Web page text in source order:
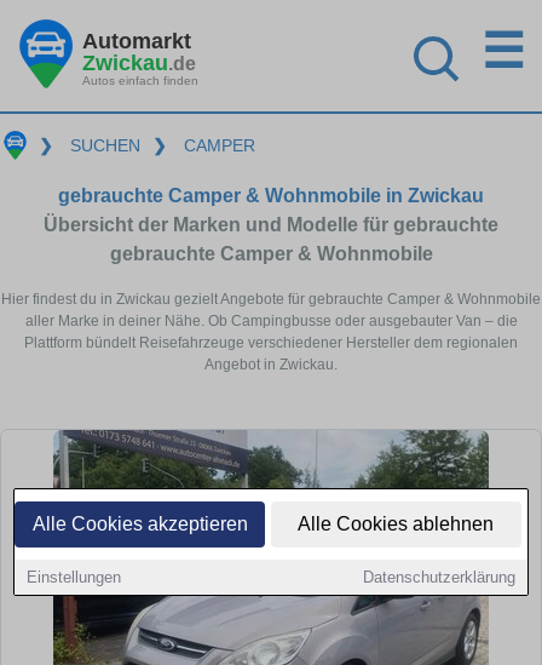
Alle Cookies akzeptieren Alle Cookies ablehnen
Einstellungen Datenschutzerklärung
Automarkt
Zwickau.de
Autos einfach finden
☰
❯ SUCHEN ❯ CAMPER
gebrauchte Camper & Wohnmobile in Zwickau
Übersicht der Marken und Modelle für gebrauchte
gebrauchte Camper & Wohnmobile
Hier findest du in Zwickau gezielt Angebote für gebrauchte Camper & Wohnmobile
aller Marke in deiner Nähe. Ob Campingbusse oder ausgebauter Van – die
Plattform bündelt Reisefahrzeuge verschiedener Hersteller dem regionalen
Angebot in Zwickau.